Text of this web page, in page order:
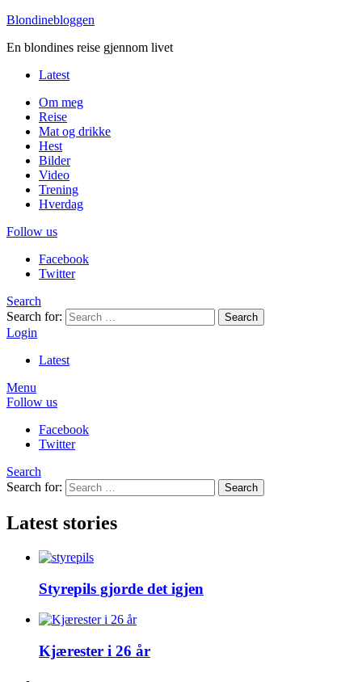
Blondinebloggen
En blondines reise gjennom livet
Latest
Om meg
Reise
Mat og drikke
Hest
Bilder
Video
Trening
Hverdag
Follow us
Facebook
Twitter
Search
Search for:
Search
Login
Latest
Menu
Follow us
Facebook
Twitter
Search
Search for:
Search
Latest stories
Styrepils gjorde det igjen
Kjærester i 26 år